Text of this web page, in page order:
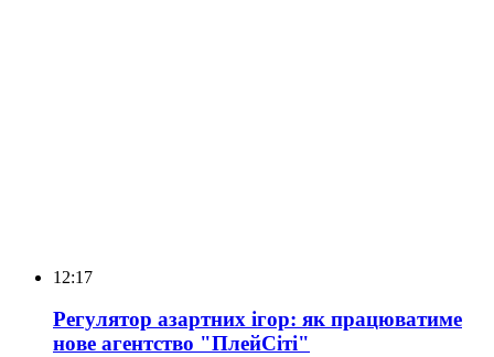
12:17
Регулятор азартних ігор: як працюватиме
нове агентство "ПлейСіті"